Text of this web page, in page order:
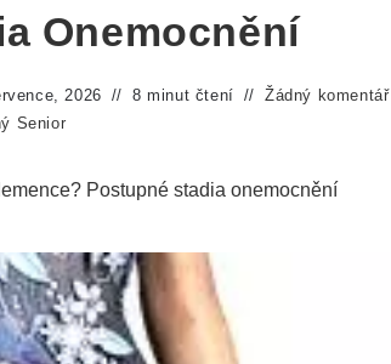
Onemocnění
2026 8 minut čtení
Žádný komentář
Senior
Postupné stadia onemocnění